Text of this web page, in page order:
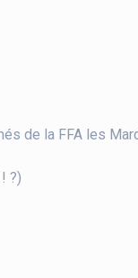
de la FFA les
?)